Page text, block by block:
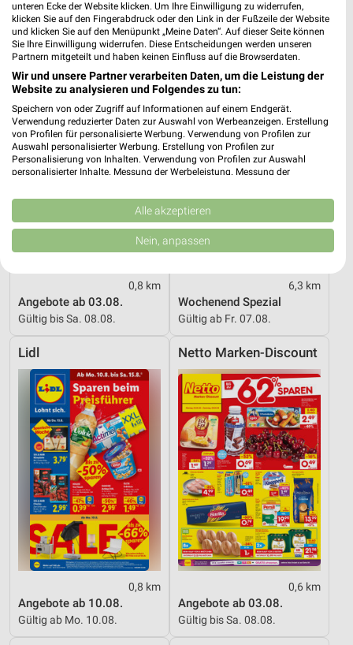
16 Prospekte
PENNY
0,8 km
Angebote ab 03.08.
Gültig bis Sa. 08.08.
NORMA
6,3 km
Wochenend Spezial
Gültig ab Fr. 07.08.
Lidl
0,8 km
Angebote ab 10.08.
Gültig ab Mo. 10.08.
Netto Marken-Discount
0,6 km
Angebote ab 03.08.
Gültig bis Sa. 08.08.
unteren Ecke der Website klicken. Um Ihre Einwilligung zu widerrufen,
klicken Sie auf den Fingerabdruck oder den Link in der Fußzeile der Website
und klicken Sie auf den Menüpunkt „Meine Daten“. Auf dieser Seite können
Sie Ihre Einwilligung widerrufen. Diese Entscheidungen werden unseren
Partnern mitgeteilt und haben keinen Einfluss auf die Browserdaten.
Wir und unsere Partner verarbeiten Daten, um die Leistung der
Website zu analysieren und Folgendes zu tun:
Speichern von oder Zugriff auf Informationen auf einem Endgerät.
Verwendung reduzierter Daten zur Auswahl von Werbeanzeigen. Erstellung
von Profilen für personalisierte Werbung. Verwendung von Profilen zur
Auswahl personalisierter Werbung. Erstellung von Profilen zur
Personalisierung von Inhalten. Verwendung von Profilen zur Auswahl
personalisierter Inhalte. Messung der Werbeleistung. Messung der
Kombinationen von Daten aus verschiedenen Quellen. Entwicklung und
Verbesserung der Angebote. Verwendung reduzierter Daten zur Auswahl
von Inhalten.
Daten können außerhalb der Europäischen Union weitergegeben und in die
USA gesendet werden.
Website/App.
Partnerliste anzeigen (1 IAB-Anbieter)
Wir nutzen Ihre Daten für folgende Zwecke:
Speichern von oder Zugriff auf Informationen
auf einem Endgerät
Verwendung reduzierter Daten zur Auswahl von
Werbeanzeigen
Erstellung von Profilen für personalisierte
Werbung
Verwendung von Profilen zur Auswahl
personalisierter Werbung
Erstellung von Profilen zur Personalisierung
von Inhalten
Verwendung von Profilen zur Auswahl
personalisierter Inhalte
Alle akzeptieren
Nein, anpassen